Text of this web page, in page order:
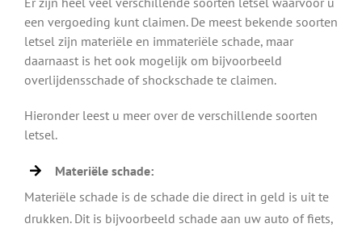
een vergoeding kunt claimen. De meest bekende soorten
letsel zijn materiële en immateriële schade, maar
daarnaast is het ook mogelijk om bijvoorbeeld
overlijdensschade of shockschade te claimen.
Hieronder leest u meer over de verschillende soorten
letsel.
Materiële schade:
Materiële schade is de schade die direct in geld is uit te
drukken. Dit is bijvoorbeeld schade aan uw auto of fiets,